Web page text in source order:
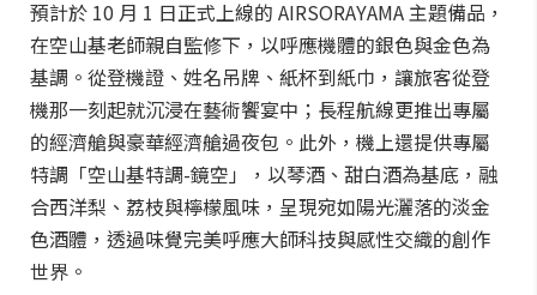
預計於 10 月 1 日正式上線的 AIRSORAYAMA 主題備品，
在空山基老師親自監修下，以呼應機體的銀色與金色為
基調。從登機證、姓名吊牌、紙杯到紙巾，讓旅客從登
機那一刻起就沉浸在藝術饗宴中；長程航線更推出專屬
的經濟艙與豪華經濟艙過夜包。此外，機上還提供專屬
特調「空山基特調-鏡空」，以琴酒、甜白酒為基底，融
合西洋梨、荔枝與檸檬風味，呈現宛如陽光灑落的淡金
色酒體，透過味覺完美呼應大師科技與感性交織的創作
世界。